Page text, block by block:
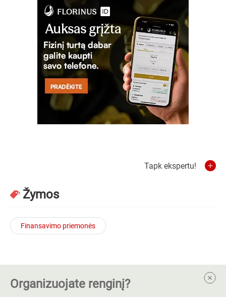
Tapk ekspertu!
Žymos
Finansavimo priemonės
Organizuojate renginį?